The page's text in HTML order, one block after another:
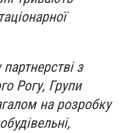
з
Рогу, Групи
на розробку